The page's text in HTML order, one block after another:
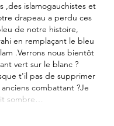
,des islamogauchistes et
drapeau a perdu ces
de notre histoire,
en remplaçant le bleu
.Verrons nous bientôt
vert sur le blanc ?
t'il pas de supprimer
combattant ?Je
sombre…